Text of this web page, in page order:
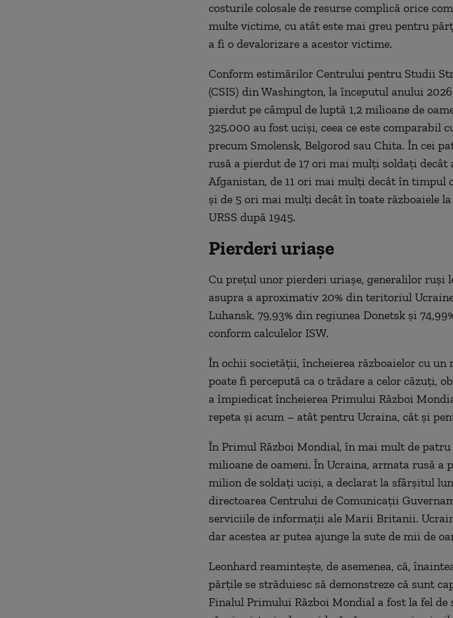
costurile colosale de resurse complică orice
multe victime, cu atât este mai greu pentru
a fi o devalorizare a acestor victime.
Conform estimărilor Centrului pentru Studii
(CSIS) din Washington, la începutul anului
pierdut pe câmpul de luptă 1,2 milioane de
325.000 au fost uciși, ceea ce este comparabil
precum Smolensk, Belgorod sau Chita. În cei
rusă a pierdut de 17 ori mai mulți soldați decât
Afganistan, de 11 ori mai mulți decât în timpul
și de 5 ori mai mulți decât în toate războaiele
URSS după 1945.
Pierderi uriașe
Cu prețul unor pierderi uriașe, generalilor ruși
asupra a aproximativ 20% din teritoriul
Luhansk, 79,93% din regiunea Donetsk și
conform calculelor ISW.
În ochii societății, încheierea războaielor cu
poate fi percepută ca o trădare a celor căzuți,
a împiedicat încheierea Primului Război
repeta și acum – atât pentru Ucraina, cât și
În Primul Război Mondial, în mai mult de
milioane de oameni. În Ucraina, armata rusă a
milion de soldați uciși, a declarat la sfârșitul
directoarea Centrului de Comunicații
serviciile de informații ale Marii Britanii.
dar acestea ar putea ajunge la sute de mii de
Leonhard reamintește, de asemenea, că,
părțile se străduiesc să demonstreze că sunt
Finalul Primului Război Mondial a fost la fel de